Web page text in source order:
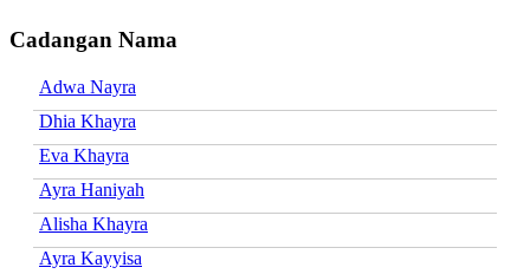
Cadangan Nama
Adwa Nayra
Dhia Khayra
Eva Khayra
Ayra Haniyah
Alisha Khayra
Ayra Kayyisa